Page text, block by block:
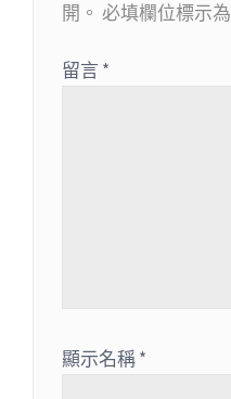
開。 必填欄位標示為
留言*
顯示名稱*